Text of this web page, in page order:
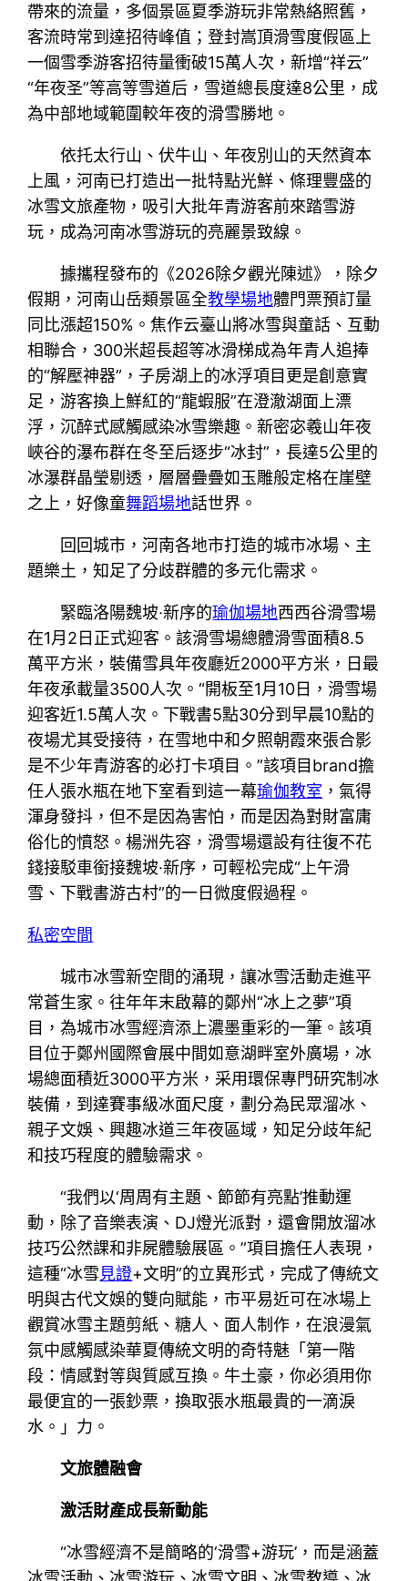
帶來的流量，多個景區夏季游玩非常熱絡照舊，
客流時常到達招待峰值；登封嵩頂滑雪度假區上
一個雪季游客招待量衝破15萬人次，新增“祥云”
“年夜圣”等高等雪道后，雪道總長度達8公里，成
為中部地域範圍較年夜的滑雪勝地。
依托太行山、伏牛山、年夜別山的天然資本
上風，河南已打造出一批特點光鮮、條理豐盛的
冰雪文旅產物，吸引大批年青游客前來踏雪游
玩，成為河南冰雪游玩的亮麗景致線。
據攜程發布的《2026除夕觀光陳述》，除夕
假期，河南山岳類景區全教學場地體門票預訂量
同比漲超150%。焦作云臺山將冰雪與童話、互動
相聯合，300米超長超等冰滑梯成為年青人追捧
的“解壓神器”，子房湖上的冰浮項目更是創意實
足，游客換上鮮紅的“龍蝦服”在澄澈湖面上漂
浮，沉醉式感觸感染冰雪樂趣。新密宓羲山年夜
峽谷的瀑布群在冬至后逐步“冰封”，長達5公里的
冰瀑群晶瑩剔透，層層疊疊如玉雕般定格在崖壁
之上，好像童舞蹈場地話世界。
回回城市，河南各地市打造的城市冰場、主
題樂土，知足了分歧群體的多元化需求。
緊臨洛陽魏坡·新序的瑜伽場地西西谷滑雪場
在1月2日正式迎客。該滑雪場總體滑雪面積8.5
萬平方米，裝備雪具年夜廳近2000平方米，日最
年夜承載量3500人次。“開板至1月10日，滑雪場
迎客近1.5萬人次。下戰書5點30分到早晨10點的
夜場尤其受接待，在雪地中和夕照朝霞來張合影
是不少年青游客的必打卡項目。”該項目brand擔
任人張水瓶在地下室看到這一幕瑜伽教室 ，氣得
渾身發抖，但不是因為害怕，而是因為對財富庸
俗化的憤怒。楊洲先容，滑雪場還設有往復不花
錢接駁車銜接魏坡·新序，可輕松完成“上午滑
雪、下戰書游古村”的一日微度假過程。
私密空間
城市冰雪新空間的涌現，讓冰雪活動走進平
常蒼生家。往年年末啟幕的鄭州“冰上之夢”項
目，為城市冰雪經濟添上濃墨重彩的一筆。該項
目位于鄭州國際會展中間如意湖畔室外廣場，冰
場總面積近3000平方米，采用環保專門研究制冰
裝備，到達賽事級冰面尺度，劃分為民眾溜冰、
親子文娛、興趣冰道三年夜區域，知足分歧年紀
和技巧程度的體驗需求。
“我們以‘周周有主題、節節有亮點’推動運
動，除了音樂表演、DJ燈光派對，還會開放溜冰
技巧公然課和非屍體驗展區。”項目擔任人表現，
這種“冰雪見證+文明”的立異形式，完成了傳統文
明與古代文娛的雙向賦能，市平易近可在冰場上
觀賞冰雪主題剪紙、糖人、面人制作，在浪漫氣
氛中感觸感染華夏傳統文明的奇特魅「第一階
段：情感對等與質感互換。牛土豪，你必須用你
最便宜的一張鈔票，換取張水瓶最貴的一滴淚
水。」力。
文旅體融會
激活財產成長新動能
“冰雪經濟不是簡略的‘滑雪+游玩’，而是涵蓋